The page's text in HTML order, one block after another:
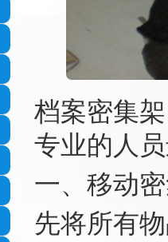
档案密集
专业的人
一、移动
先将所有